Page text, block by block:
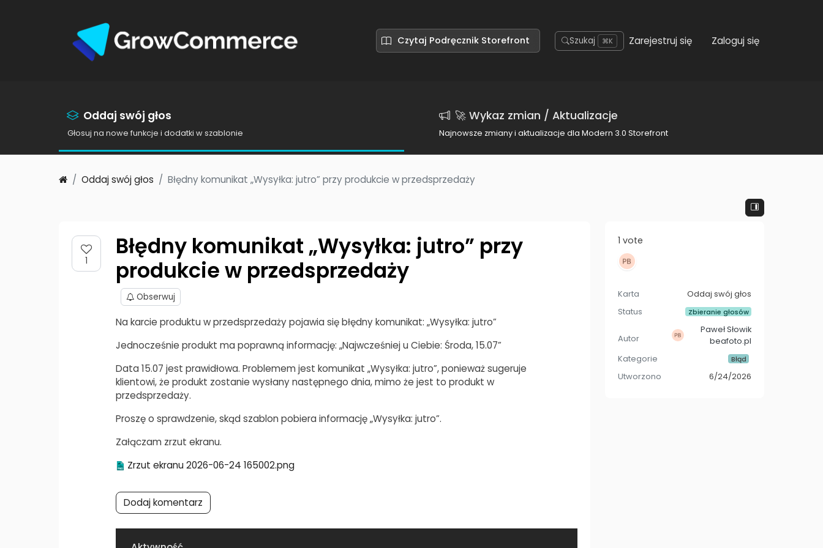
Czytaj Podręcznik Storefront Szukaj ⌘K Zarejestruj się Zaloguj się
Oddaj swój głos
Głosuj na nowe funkcje i dodatki w szablonie
🚀 Wykaz zmian / Aktualizacje
Najnowsze zmiany i aktualizacje dla Modern 3.0 Storefront
Oddaj swój głos Błędny komunikat „Wysyłka: jutro” przy produkcie w przedsprzedaży
1
Błędny komunikat „Wysyłka: jutro” przy
produkcie w przedsprzedaży
Obserwuj
Na karcie produktu w przedsprzedaży pojawia się błędny komunikat: „Wysyłka: jutro”
Jednocześnie produkt ma poprawną informację: „Najwcześniej u Ciebie: Środa, 15.07”
Data 15.07 jest prawidłowa. Problemem jest komunikat „Wysyłka: jutro”, ponieważ sugeruje
klientowi, że produkt zostanie wysłany następnego dnia, mimo że jest to produkt w
przedsprzedaży.
Proszę o sprawdzenie, skąd szablon pobiera informację „Wysyłka: jutro”.
Załączam zrzut ekranu.
Zrzut ekranu 2026-06-24 165002.png
Dodaj komentarz
1 vote
Karta
Oddaj swój głos
Status
Zbieranie głosów
Autor
Paweł Słowik
beafoto.pl
Kategorie
Błąd
Utworzono 6/24/2026